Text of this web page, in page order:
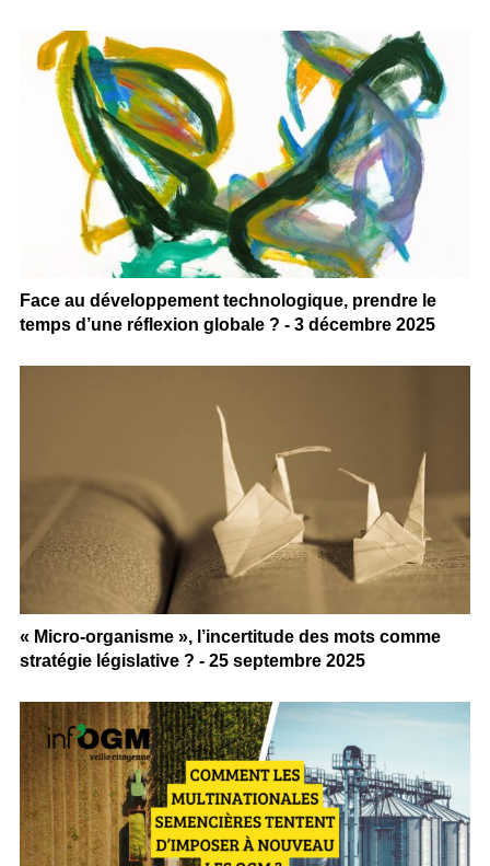
Face au développement technologique, prendre le
temps d’une réflexion globale ? - 3 décembre 2025
« Micro-organisme », l’incertitude des mots comme
stratégie législative ? - 25 septembre 2025